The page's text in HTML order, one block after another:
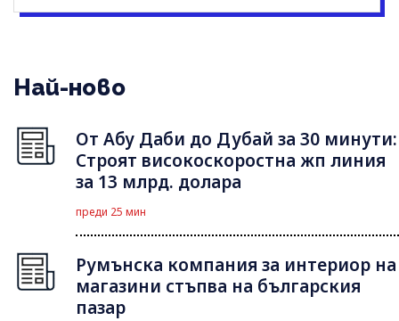
Най-ново
От Абу Даби до Дубай за 30 минути:
Строят високоскоростна жп линия
за 13 млрд. долара
преди 25 мин
Румънска компания за интериор на
магазини стъпва на българския
пазар